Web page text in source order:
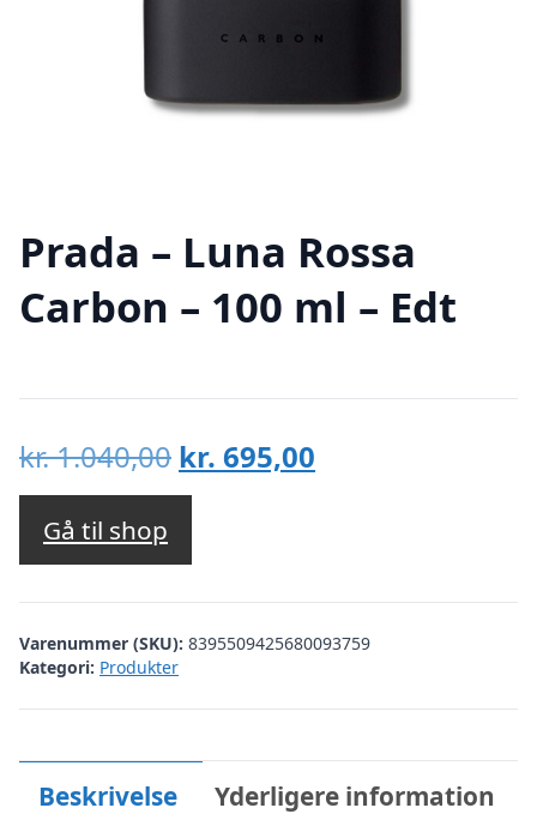
Prada – Luna Rossa
Carbon – 100 ml – Edt
kr.1.040,00 Den
oprindelige
var:
kr. 1.040,00.
kr. 695,00
kr. 695,00.
Gå til shop
Varenummer (SKU): 8395509425680093759
Kategori: Produkter
Beskrivelse Yderligere information